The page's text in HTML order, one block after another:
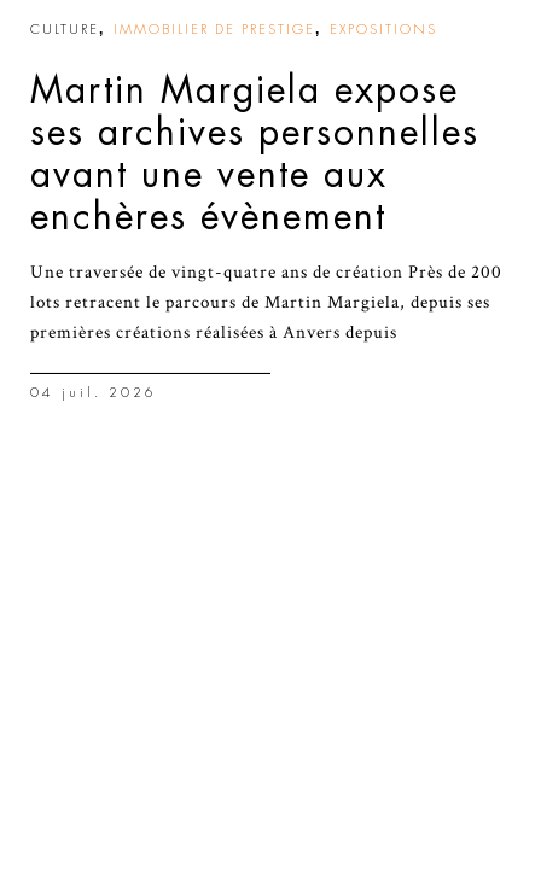
CULTURE , IMMOBILIER DE PRESTIGE , EXPOSITIONS
Martin Margiela expose
ses archives personnelles
avant une vente aux
enchères évènement
Une traversée de vingt-quatre ans de création Près de 200
lots retracent le parcours de Martin Margiela, depuis ses
premières créations réalisées à Anvers depuis
04 juil. 2026